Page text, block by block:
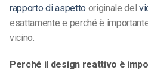
rapporto di aspetto originale del
esattamente e perché è
vicino.
Perché il design reattivo è